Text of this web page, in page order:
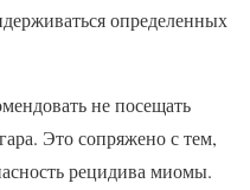
определенных
не посещать
Это сопряжено с тем,
рецидива миомы.